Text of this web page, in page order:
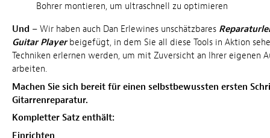
Bohrer montieren, um ultraschnell zu optimieren
Und – Wir haben auch Dan Erlewines unschätzbares
Guitar Playerbeigefügt, in dem Sie all diese Tools in Aktion
Techniken erlernen werden, um mit Zuversicht an Ihrer eigenen
arbeiten.
Machen Sie sich bereit für einen selbstbewussten ersten
Gitarrenreparatur.
Kompletter Satz enthält: